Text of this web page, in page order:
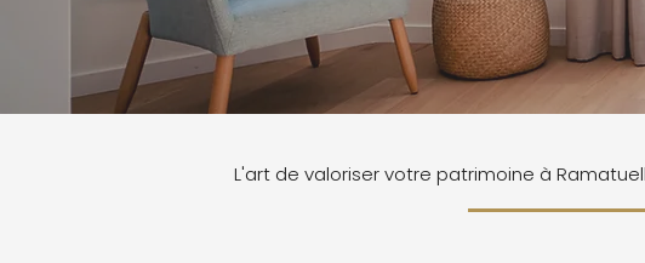
L'art de valoriser votre patrimoine à